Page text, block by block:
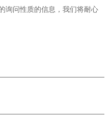
询问性质的信息，我们将耐心